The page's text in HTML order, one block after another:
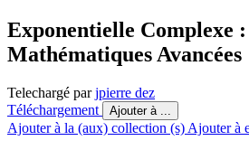
Exponentielle Complexe
Mathématiques Avancées
Telechargé parjpierre dez
Téléchargement
Ajouter à ...
Ajouter à la (aux) collection (s) Ajouter à